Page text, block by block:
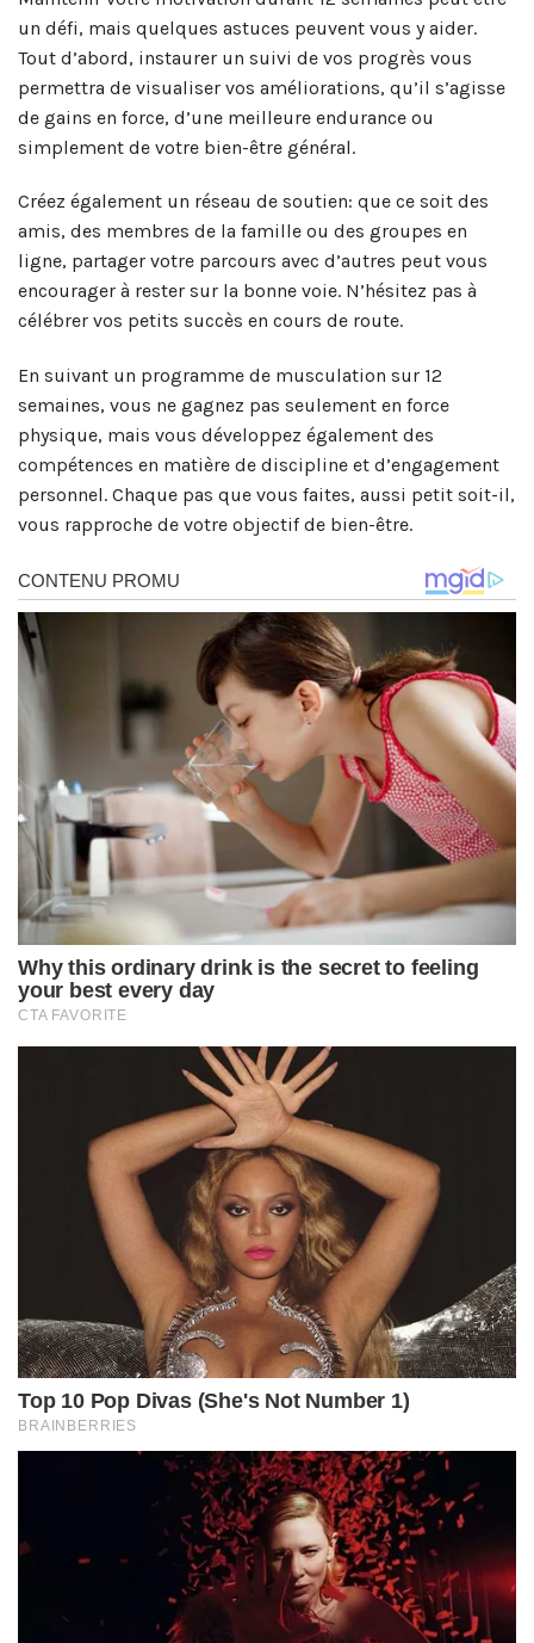
un défi, mais quelques astuces peuvent vous y aider.
Tout d’abord, instaurer un suivi de vos progrès vous
permettra de visualiser vos améliorations, qu’il s’agisse
de gains en force, d’une meilleure endurance ou
simplement de votre bien-être général.
Créez également un réseau de soutien: que ce soit des
amis, des membres de la famille ou des groupes en
ligne, partager votre parcours avec d’autres peut vous
encourager à rester sur la bonne voie. N’hésitez pas à
célébrer vos petits succès en cours de route.
En suivant un programme de musculation sur 12
semaines, vous ne gagnez pas seulement en force
physique, mais vous développez également des
compétences en matière de discipline et d’engagement
personnel. Chaque pas que vous faites, aussi petit soit-il,
vous rapproche de votre objectif de bien-être.